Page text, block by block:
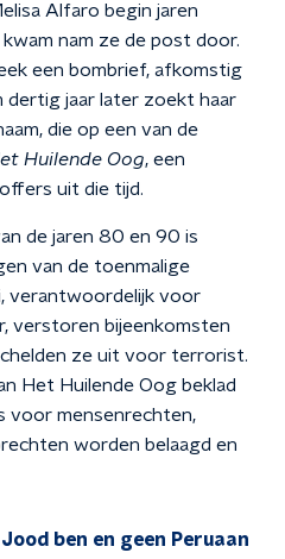
Alfaro begin jaren
nam ze de post door.
een bombrief, afkomstig
dertig jaar later zoekt haar
die op een van de
Huilende Oog, een
uit die tijd.
de jaren 80 en 90 is
van de toenmalige
verantwoordelijk voor
verstoren bijeenkomsten
ze uit voor terrorist.
Het Huilende Oog beklad
voor mensenrechten,
worden belaagd en
ben en geen Peruaan